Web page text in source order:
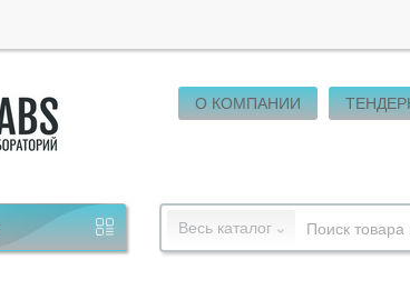
О КОМПАНИИ
Весь каталог